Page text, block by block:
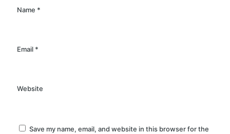
Name *
Email *
Website
Save my name, email, and website in this browser for the